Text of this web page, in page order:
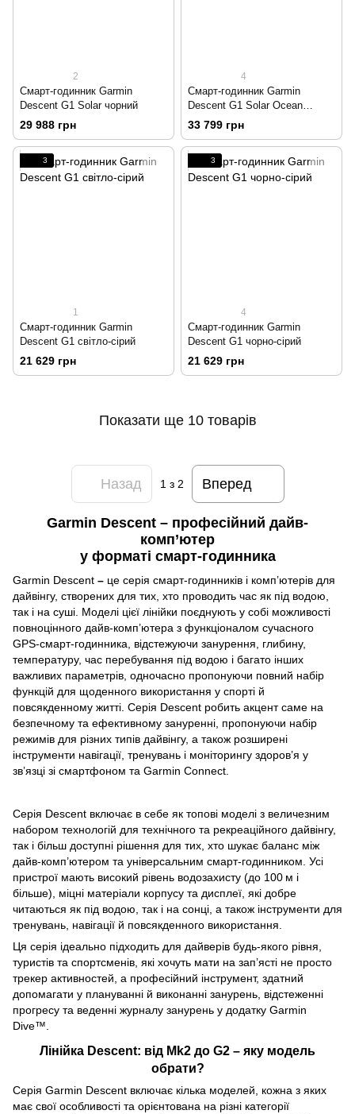
2
Смарт-годинник Garmin
Descent G1 Solar чорний
29 988 грн
4
Смарт-годинник Garmin
Descent G1 Solar Ocean
Edition лазурного кольору
33 799 грн
3
1
Смарт-годинник Garmin
Descent G1 світло-сірий
21 629 грн
3
4
Смарт-годинник Garmin
Descent G1 чорно-сірий
21 629 грн
Показати ще 10 товарів
Назад 1з 2 Вперед
Garmin Descent – професійний дайв-
комп’ютер
у форматі смарт-годинника
Garmin Descent – це серія смарт‑годинників і комп’ютерів для
дайвінгу, створених для тих, хто проводить час як під водою,
так і на суші. Моделі цієї лінійки поєднують у собі можливості
повноцінного дайв‑комп’ютера з функціоналом сучасного
GPS‑смарт‑годинника, відстежуючи занурення, глибину,
температуру, час перебування під водою і багато інших
важливих параметрів, одночасно пропонуючи повний набір
функцій для щоденного використання у спорті й
повсякденному житті. Серія Descent робить акцент саме на
безпечному та ефективному зануренні, пропонуючи набір
режимів для різних типів дайвінгу, а також розширені
інструменти навігації, тренувань і моніторингу здоров’я у
зв’язці зі смартфоном та Garmin Connect.
Серія Descent включає в себе як топові моделі з величезним
набором технологій для технічного та рекреаційного дайвінгу,
так і більш доступні рішення для тих, хто шукає баланс між
дайв‑комп’ютером та універсальним смарт‑годинником. Усі
пристрої мають високий рівень водозахисту (до 100 м і
більше), міцні матеріали корпусу та дисплеї, які добре
читаються як під водою, так і на сонці, а також інструменти для
тренувань, навігації й повсякденного використання.
Ця серія ідеально підходить для дайверів будь‑якого рівня,
туристів та спортсменів, які хочуть мати на зап’ясті не просто
трекер активностей, а професійний інструмент, здатний
допомагати у плануванні й виконанні занурень, відстеженні
прогресу та веденні журналу занурень у додатку Garmin
Dive™.
Лінійка Descent: від Mk2 до G2 – яку модель
обрати?
Серія Garmin Descent включає кілька моделей, кожна з яких
має свої особливості та орієнтована на різні категорії